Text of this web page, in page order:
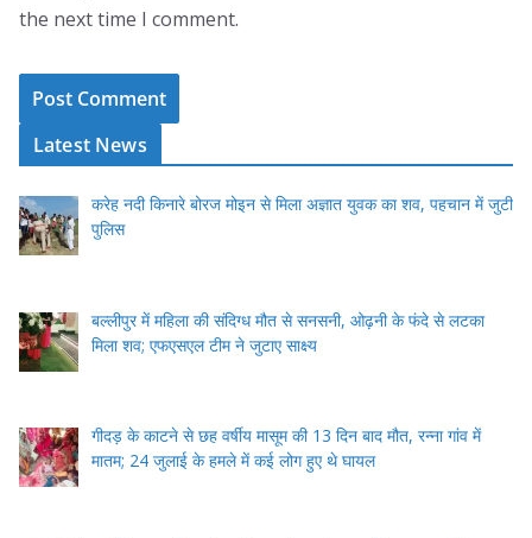
the next time I comment.
Latest News
करेह नदी किनारे बोरज मोइन से मिला अज्ञात युवक का शव, पहचान में जुटी
पुलिस
बल्लीपुर में महिला की संदिग्ध मौत से सनसनी, ओढ़नी के फंदे से लटका
मिला शव; एफएसएल टीम ने जुटाए साक्ष्य
गीदड़ के काटने से छह वर्षीय मासूम की 13 दिन बाद मौत, रन्ना गांव में
मातम; 24 जुलाई के हमले में कई लोग हुए थे घायल